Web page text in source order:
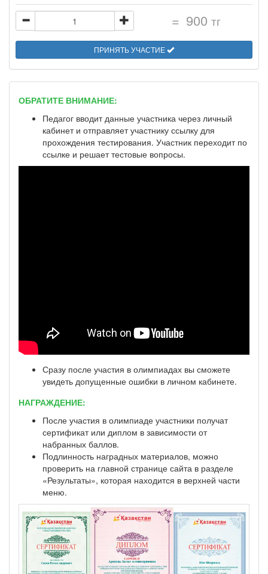
= 900 тг
ПРИНЯТЬ УЧАСТИЕ
ОБРАТИТЕ ВНИМАНИЕ:
Педагог вводит данные участника через личный
кабинет и отправляет участнику ссылку для
прохождения тестирования. Участник переходит по
ссылке и решает тестовые вопросы.
Сразу после участия в олимпиадах вы сможете
увидеть допущенные ошибки в личном кабинете.
НАГРАЖДЕНИЕ:
После участия в олимпиаде участники получат
сертификат или диплом в зависимости от
набранных баллов.
Подлинность наградных материалов, можно
проверить на главной странице сайта в разделе
«Результаты», которая находится в верхней части
меню.